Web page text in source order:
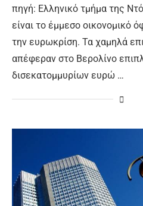
πηγή: Ελληνικό τμήμα της
είναι το έμμεσο οικονομικό
την ευρωκρίση. Τα χαμηλά
απέφεραν στο Βερολίνο
δισεκατομμυρίων ευρώ …